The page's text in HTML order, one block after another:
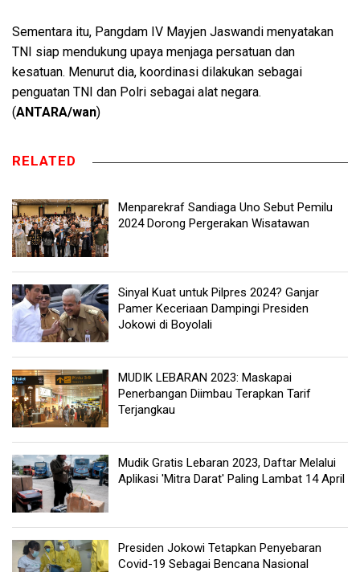
Sementara itu, Pangdam IV Mayjen Jaswandi menyatakan
TNI siap mendukung upaya menjaga persatuan dan
kesatuan. Menurut dia, koordinasi dilakukan sebagai
penguatan TNI dan Polri sebagai alat negara.
(ANTARA/wan)
RELATED
Menparekraf Sandiaga Uno Sebut Pemilu
2024 Dorong Pergerakan Wisatawan
Sinyal Kuat untuk Pilpres 2024? Ganjar
Pamer Keceriaan Dampingi Presiden
Jokowi di Boyolali
MUDIK LEBARAN 2023: Maskapai
Penerbangan Diimbau Terapkan Tarif
Terjangkau
Mudik Gratis Lebaran 2023, Daftar Melalui
Aplikasi 'Mitra Darat' Paling Lambat 14 April
Presiden Jokowi Tetapkan Penyebaran
Covid-19 Sebagai Bencana Nasional